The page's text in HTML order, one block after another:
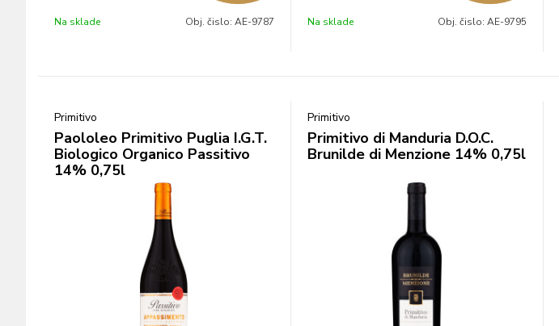
Na sklade Obj. čislo: AE-9787 Na sklade Obj. čislo: AE-9795
Primitivo
Paololeo Primitivo Puglia I.G.T.
Biologico Organico Passitivo
14% 0,75l
Primitivo
Primitivo di Manduria D.O.C.
Brunilde di Menzione 14% 0,75l